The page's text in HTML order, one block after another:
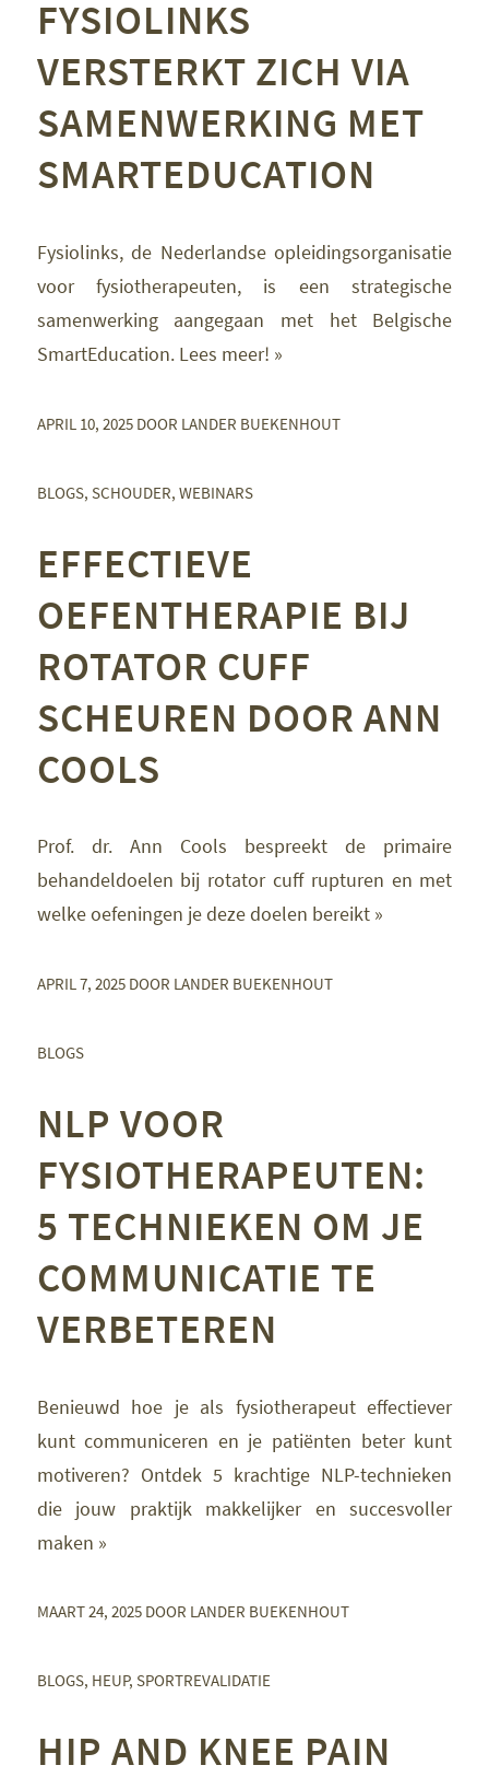
FYSIOLINKS
VERSTERKT ZICH VIA
SAMENWERKING MET
SMARTEDUCATION
Fysiolinks, de Nederlandse opleidingsorganisatie
voor fysiotherapeuten, is een strategische
samenwerking aangegaan met het Belgische
SmartEducation. Lees meer! »
APRIL 10, 2025 DOOR LANDER BUEKENHOUT
BLOGS, SCHOUDER, WEBINARS
EFFECTIEVE
OEFENTHERAPIE BIJ
ROTATOR CUFF
SCHEUREN DOOR ANN
COOLS
Prof. dr. Ann Cools bespreekt de primaire
behandeldoelen bij rotator cuff rupturen en met
welke oefeningen je deze doelen bereikt »
APRIL 7, 2025 DOOR LANDER BUEKENHOUT
BLOGS
NLP VOOR
FYSIOTHERAPEUTEN:
5 TECHNIEKEN OM JE
COMMUNICATIE TE
VERBETEREN
Benieuwd hoe je als fysiotherapeut effectiever
kunt communiceren en je patiënten beter kunt
motiveren? Ontdek 5 krachtige NLP-technieken
die jouw praktijk makkelijker en succesvoller
maken »
MAART 24, 2025 DOOR LANDER BUEKENHOUT
BLOGS, HEUP, SPORTREVALIDATIE
HIP AND KNEE PAIN